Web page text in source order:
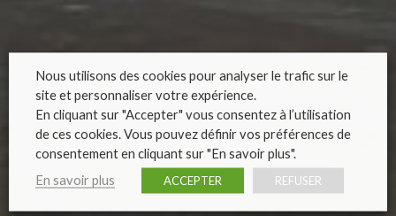
Nous utilisons des cookies pour analyser le trafic sur le
site et personnaliser votre expérience.
En cliquant sur "Accepter" vous consentez à l’utilisation
de ces cookies. Vous pouvez définir vos préférences de
consentement en cliquant sur "En savoir plus".
En savoir plus
ACCEPTER REFUSER